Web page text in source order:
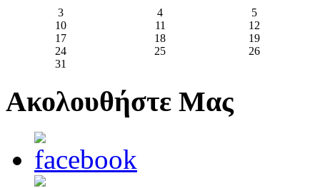
3 4
5
10
11
12
17
18
19
24
25
26
31
Ακολουθήστε Μας